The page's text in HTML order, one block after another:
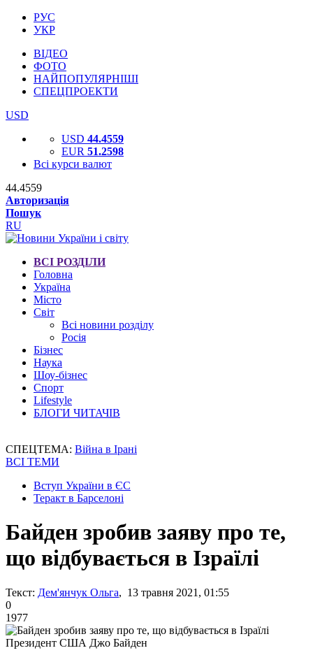
РУС
УКР
ВІДЕО
ФОТО
НАЙПОПУЛЯРНІШІ
СПЕЦПРОЕКТИ
USD
USD 44.4559
EUR 51.2598
Всі курси валют
44.4559
Авторизація
Пошук
RU
ВСІ РОЗДІЛИ
Головна
Україна
Місто
Світ
Всі новини розділу
Росія
Бізнес
Наука
Шоу-бізнес
Спорт
Lifestyle
БЛОГИ ЧИТАЧІВ
СПЕЦТЕМА: Війна в Ірані
ВСІ ТЕМИ
Вступ України в ЄС
Теракт в Барселоні
Байден зробив заяву про те,
що відбувається в Ізраїлі
Текст: Дем'янчук Ольга, 13 травня 2021, 01:55
0
1977
Президент США Джо Байден